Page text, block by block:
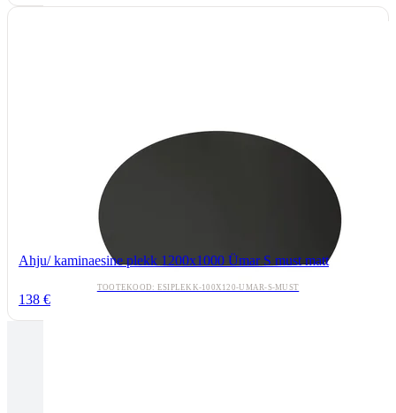
Ahju/ kaminaesine plekk 1200x1000 Ümar S must matt
TOOTEKOOD: ESIPLEKK-100X120-UMAR-S-MUST
138 €